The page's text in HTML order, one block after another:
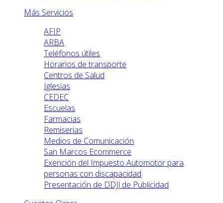
Más Servicios
AFIP
ARBA
Teléfonos útiles
Horarios de transporte
Centros de Salud
Iglesias
CEDEC
Escuelas
Farmacias
Remiserias
Medios de Comunicación
San Marcos Ecommerce
Exención del Impuesto Automotor para
personas con discapacidad
Presentación de DDJJ de Publicidad